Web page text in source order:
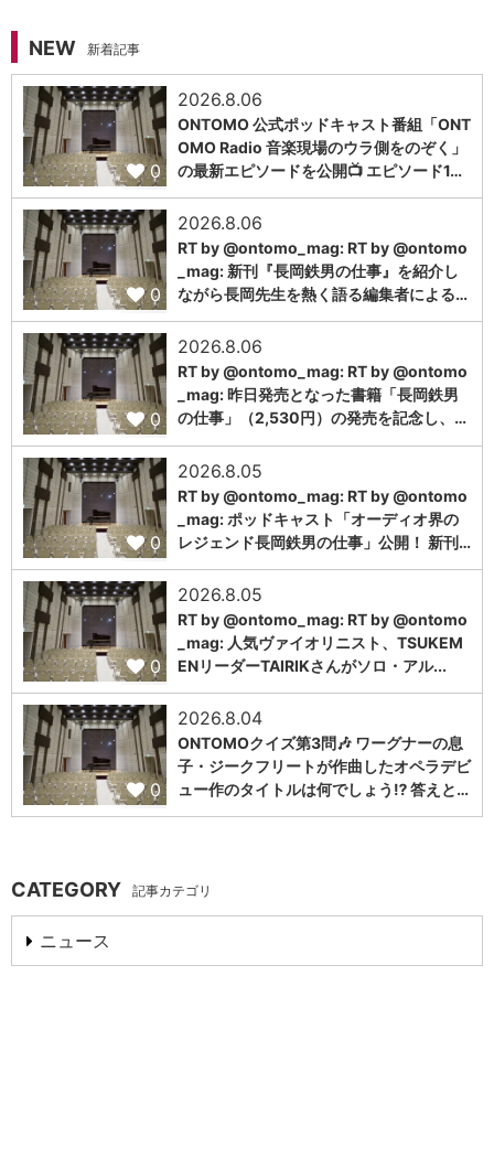
NEW 新着記事
0
2026.8.06
ONTOMO 公式ポッドキャスト番組「ONT
OMO Radio 音楽現場のウラ側をのぞく」
の最新エピソードを公開📺 エピソード1…
0
2026.8.06
RT by @ontomo_mag: RT by @ontomo
_mag: 新刊『長岡鉄男の仕事』を紹介し
ながら長岡先生を熱く語る編集者による…
0
2026.8.06
RT by @ontomo_mag: RT by @ontomo
_mag: 昨日発売となった書籍「長岡鉄男
の仕事」（2,530円）の発売を記念し、…
0
2026.8.05
RT by @ontomo_mag: RT by @ontomo
_mag: ポッドキャスト「オーディオ界の
レジェンド長岡鉄男の仕事」公開！ 新刊…
0
2026.8.05
RT by @ontomo_mag: RT by @ontomo
_mag: 人気ヴァイオリニスト、TSUKEM
ENリーダーTAIRIKさんがソロ・アル...
0
2026.8.04
ONTOMOクイズ第3問🎶 ワーグナーの息
子・ジークフリートが作曲したオペラデビ
ュー作のタイトルは何でしょう⁉️ 答えと…
CATEGORY 記事カテゴリ
ニュース